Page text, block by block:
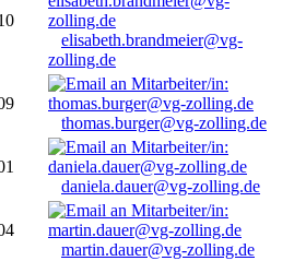
elisabeth.brandmeier@vg-
zolling.de
thomas.burger@vg-zolling.de
daniela.dauer@vg-zolling.de
martin.dauer@vg-zolling.de